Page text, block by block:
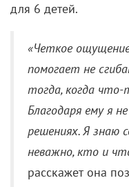
для 6 детей.
«Четкое
помогает не
тогда, когда
Благодаря ему я
решениях. Я знаю
неважно, кто и
расскажет она